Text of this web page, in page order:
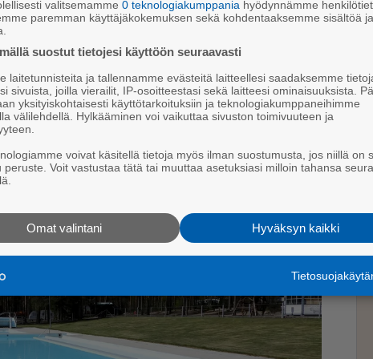
ui­ma­val­vo­jia.
jot­ka ovat suo­rit­ta­neet uin­nin­val­vo­jan
ja toi­sel­la voi ol­la sa­maan ai­kaan mui­ta
oh­jat­tua toi­min­taa. Kaik­ki­aan yh­dis­tys palk­
Ve­sa­la ker­too.
valitsemamme 0 teknologiakumppania hyödynnämme
paremman käyttäjäkokemuksen sekä kohdentaaksemme sisältöä ja
suostut tietojesi käyttöön seuraavasti
laitetunnisteita ja tallennamme evästeitä laitteellesi saadaksemme
sivuista, joilla vierailit, IP-osoitteestasi sekä laitteesi ominaisuuksista.
yksityiskohtaisesti käyttötarkoituksiin ja teknologiakumppaneihimme
välilehdellä. Hylkääminen voi vaikuttaa sivuston toimivuuteen ja
voivat käsitellä tietoja myös ilman suostumusta, jos niillä on
peruste. Voit vastustaa tätä tai muuttaa asetuksiasi milloin tahansa
Hyväksyn kaikki
Omat valintani